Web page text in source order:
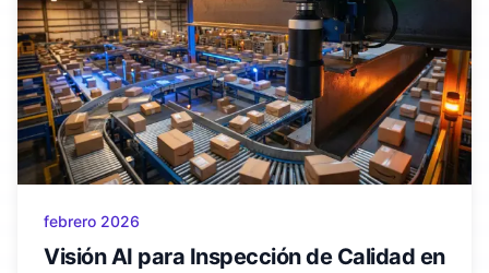
febrero 2026
Visión AI para Inspección de Calidad en